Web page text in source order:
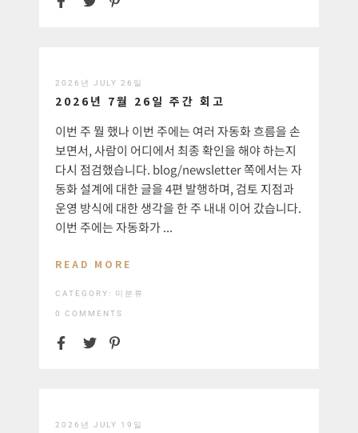
2026년 JULY 26일
2026년 7월 26일 주간 회고
이번 주 뭘 했나 이번 주에는 여러 자동화 흐름을 손
보면서, 사람이 어디에서 최종 확인을 해야 하는지
다시 점검했습니다. blog/newsletter 쪽에서는 자
동화 설계에 대한 글을 4편 발행하며, 검토 지점과
운영 방식에 대한 생각을 한 주 내내 이어 갔습니다.
이번 주에는 자동화가 ...
READ MORE
CATEGORY: 미분류
0 COMMENTS
2026년 JULY 19일